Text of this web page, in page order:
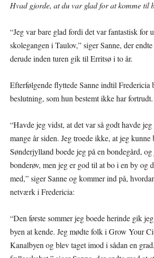
Hvad gjorde, at du var glad for at komme til
“Jeg var bare glad fordi det var fantastisk for
skolegangen i Taulov,” siger Sanne, der
derude inden turen gik til Erritsø i to år.
Efterfølgende flyttede Sanne indtil Fredericia
beslutning, som hun bestemt ikke har fortrudt.
“Havde jeg vidst, at det var så godt havde
mange år siden. Jeg troede ikke, at jeg
Sønderjylland boede jeg på en bondegård,
bonderøv, men jeg er god til at bo i en by og
med,” siger Sanne og kommer ind på,
netværk i Fredericia:
“Den første sommer jeg boede herinde gik
byen at kende. Jeg mødte folk i Grow Your
Kanalbyen og blev taget imod i sådan en